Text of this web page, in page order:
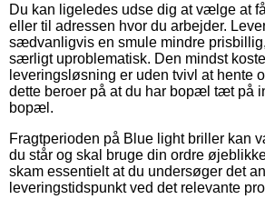
Du kan ligeledes udse dig at vælge at
eller til adressen hvor du arbejder.
sædvanligvis en smule mindre
særligt uproblematisk. Den mindst
leveringsløsning er uden tvivl at hente
dette beroer på at du har bopæl tæt på
bopæl.
Fragtperioden på Blue light briller kan
du står og skal bruge din ordre
skam essentielt at du undersøger det
leveringstidspunkt ved det relevante